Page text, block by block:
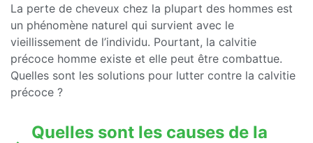
La perte de cheveux chez la plupart des hommes est
un phénomène naturel qui survient avec le
vieillissement de l’individu. Pourtant, la calvitie
précoce homme existe et elle peut être combattue.
Quelles sont les solutions pour lutter contre la calvitie
précoce ?
Quelles sont les causes de la